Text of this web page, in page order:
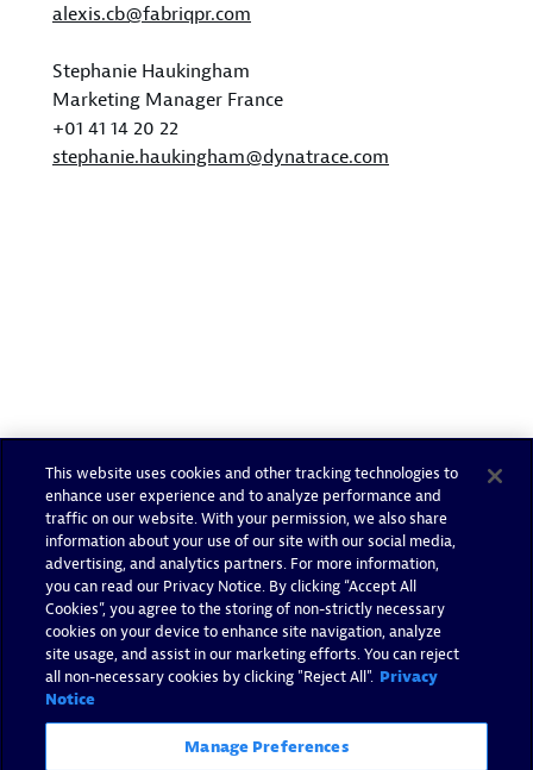
alexis.cb@fabriqpr.com
Stephanie Haukingham
Marketing Manager France
+01 41 14 20 22
stephanie.haukingham@dynatrace.com
This website uses cookies and other tracking technologies to
enhance user experience and to analyze performance and
traffic on our website. With your permission, we also share
information about your use of our site with our social media,
advertising, and analytics partners. For more information,
you can read our Privacy Notice. By clicking “Accept All
Cookies”, you agree to the storing of non-strictly necessary
cookies on your device to enhance site navigation, analyze
site usage, and assist in our marketing efforts. You can reject
all non-necessary cookies by clicking "Reject All". Privacy
Notice
Manage Preferences